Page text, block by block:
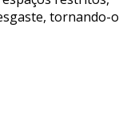
tornando-o